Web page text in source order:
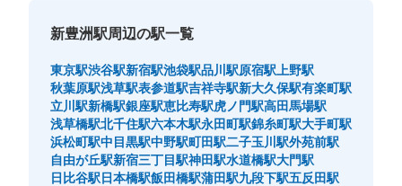
新豊洲駅周辺の駅一覧
東京駅渋谷駅新宿駅池袋駅品川駅原宿駅 上野駅
秋葉原駅浅草駅表参道駅吉祥寺駅新大久保駅有楽町駅
立川駅新橋駅銀座駅恵比寿駅虎ノ門駅高田馬場駅
浅草橋駅北千住駅六本木駅永田町駅錦糸町駅大手町駅
浜松町駅中目黒駅中野駅町田駅二子玉川駅外苑前駅
自由が丘駅新宿三丁目駅神田駅水道橋駅大門駅
日比谷駅日本橋駅飯田橋駅蒲田駅九段下駅五反田駅